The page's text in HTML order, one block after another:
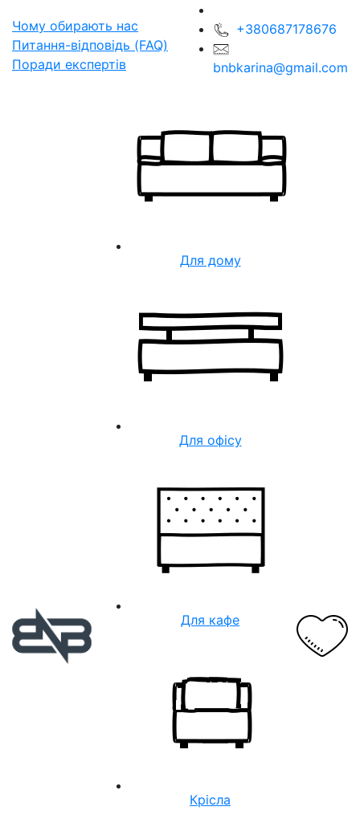
Чому обирають нас
Питання-відповідь (FAQ)
Поради експертів
+380687178676
bnbkarina@gmail.com
Для дому
Для офісу
Для кафе
Крісла